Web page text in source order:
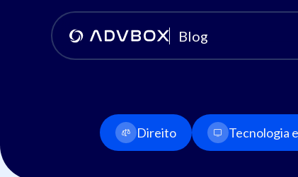
Blog
Direito Tecnologia